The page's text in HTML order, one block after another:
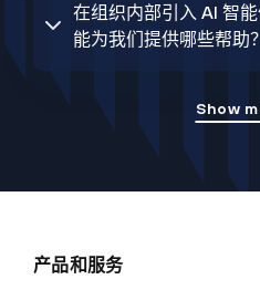
在组织内部引入 AI 智
能为我们提供哪些帮助？
Show
产品和服务